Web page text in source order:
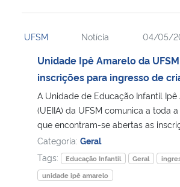
UFSM Notícia 04/05/
Unidade Ipê Amarelo da
inscrições para ingresso de
A Unidade de Educação Infantil Ipê
(UEIIA) da UFSM comunica a toda
que encontram-se abertas as
Categoria: Geral
Tags:
Educação Infantil Geral
unidade ipê amarelo